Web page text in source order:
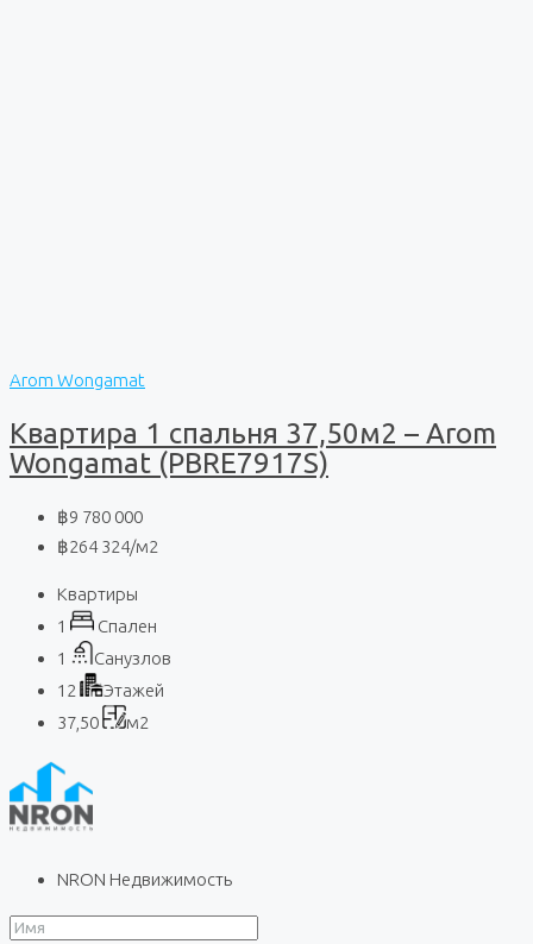
Arom Wongamat
Квартира 1 спальня 37,50м2 – Arom
Wongamat (PBRE7917S)
฿9 780 000
฿264 324/м2
Квартиры
1
Спален
1
Санузлов
12
Этажей
37,50
м2
NRON Недвижимость